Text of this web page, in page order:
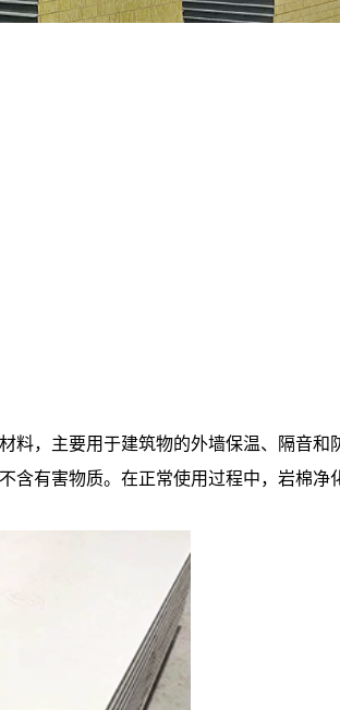
料，主要用于建筑物的外墙保温、隔音
有害物质。在正常使用过程中，岩棉